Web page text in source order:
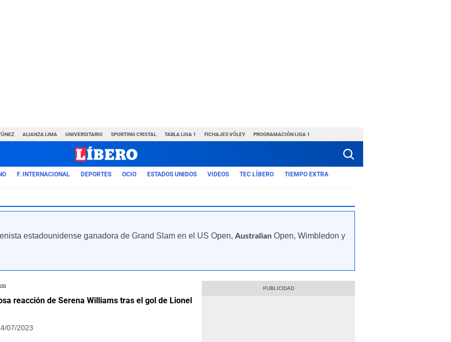
ALIANZA LIMA UNIVERSITARIO SPORTING CRISTAL TABLA LIGA 1 FICHAJES VÓLEY PROGRAMACIÓN LIGA 1
F. INTERNACIONAL DEPORTES OCIO ESTADOS UNIDOS VIDEOS TEC LÍBERO TIEMPO EXTRA
estadounidense ganadora de Grand Slam en el US Open,AustralianOpen, Wimbledon y
reacción de Serena Williams tras el gol de Lionel
07/2023